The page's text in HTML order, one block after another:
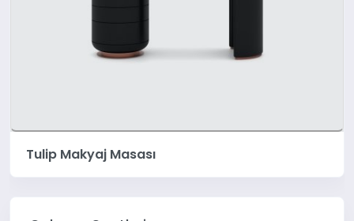
Vega Şifonyer Aynası